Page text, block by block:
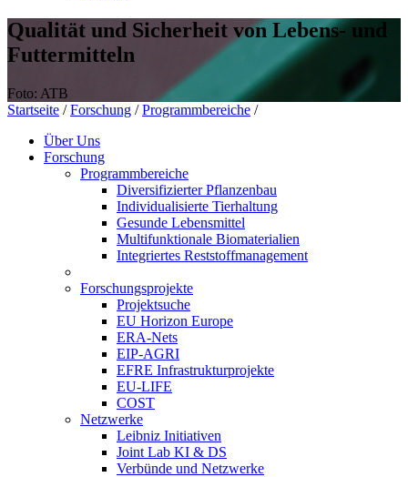
Qualität und Sicherheit von Lebens- und
Futtermitteln
Foto: ATB
Startseite / Forschung / Programmbereiche /
Über Uns
Forschung
Programmbereiche
Diversifizierter Pflanzenbau
Individualisierte Tierhaltung
Gesunde Lebensmittel
Multifunktionale Biomaterialien
Integriertes Reststoffmanagement
Forschungsprojekte
Projektsuche
EU Horizon Europe
ERA-Nets
EIP-AGRI
EFRE Infrastrukturprojekte
EU-LIFE
COST
Netzwerke
Leibniz Initiativen
Joint Lab KI & DS
Verbünde und Netzwerke